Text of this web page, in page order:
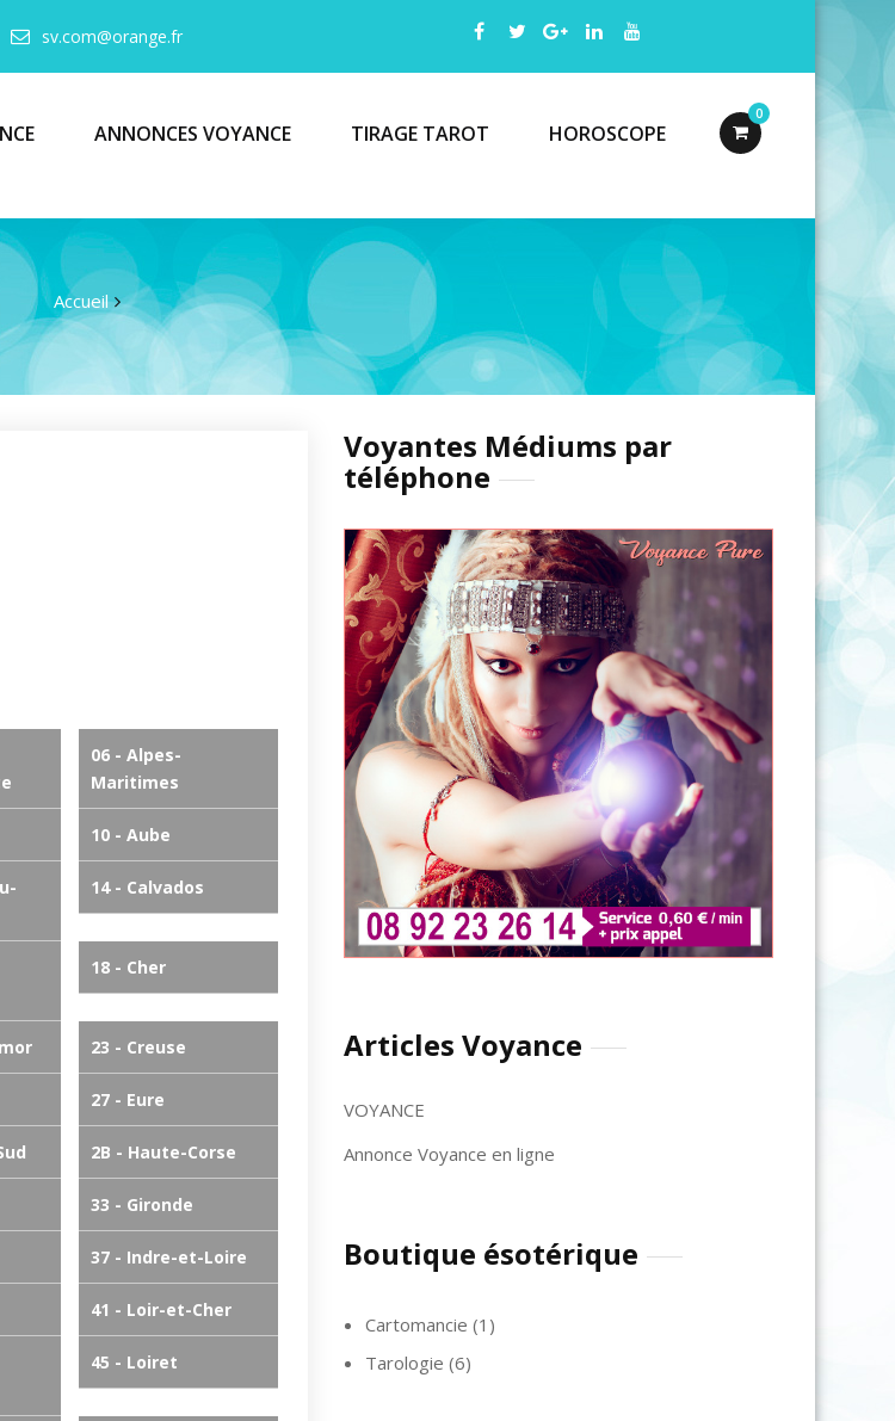
sv.com@orange.fr
ANNONCES VOYANCE TIRAGE TAROT HOROSCOPE
0
Accueil
06 - Alpes-
Maritimes
10 - Aube
14 - Calvados
18 - Cher
23 - Creuse
27 - Eure
2B - Haute-Corse
33 - Gironde
37 - Indre-et-Loire
41 - Loir-et-Cher
45 - Loiret
Voyantes Médiums par
téléphone
Articles Voyance
VOYANCE
Annonce Voyance en ligne
Boutique ésotérique
Cartomancie (1)
Tarologie (6)